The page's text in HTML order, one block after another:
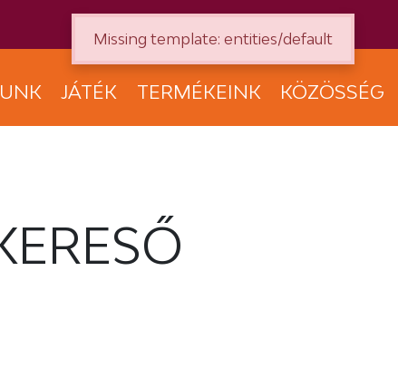
JÁTÉK TERMÉKEINK KÖZÖSSÉG
Missing template: entities/default